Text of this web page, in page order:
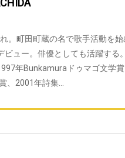
。町田町蔵の名で歌手活動を
ビュー。俳優としても活躍す
年Bunkamuraドゥマゴ文学
、2001年詩集…